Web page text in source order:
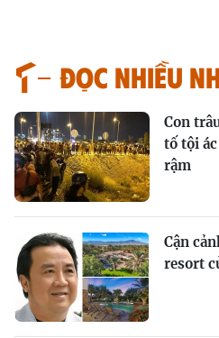
Đọc nhiều
Con
tố tội
rậm
Cận
resort